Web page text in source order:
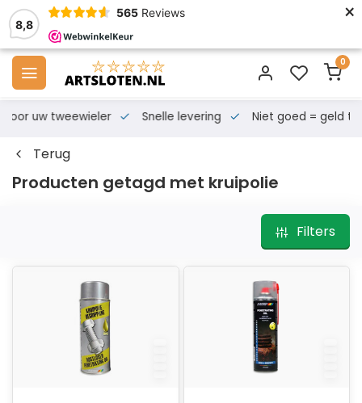
8,8
565 Reviews ×
0
voor uw tweewieler Snelle levering Niet goed = geld
Terug
Producten getagd met kruipolie
Filters